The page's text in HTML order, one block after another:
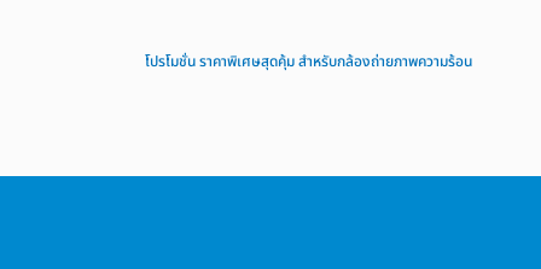
โปรโมชั่น ราคาพิเศษสุดคุ้ม สำหรับกล้องถ่ายภาพความร้อน